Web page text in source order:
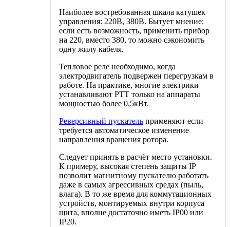
Наиболее востребованная шкала катушек
управления: 220В, 380В. Бытует мнение:
если есть возможность, применить прибор
на 220, вместо 380, то можно сэкономить
одну жилу кабеля.
Тепловое реле необходимо, когда
электродвигатель подвержен перегрузкам в
работе. На практике, многие электрики
устанавливают РТТ только на аппараты
мощностью более 0,5кВт.
Реверсивный пускатель применяют если
требуется автоматическое изменение
направления вращения ротора.
Следует принять в расчёт место установки.
К примеру, высокая степень защиты IP
позволит магнитному пускателю работать
даже в самых агрессивных средах (пыль,
влага). В то же время для коммутационных
устройств, монтируемых внутри корпуса
щита, вполне достаточно иметь IP00 или
IP20.